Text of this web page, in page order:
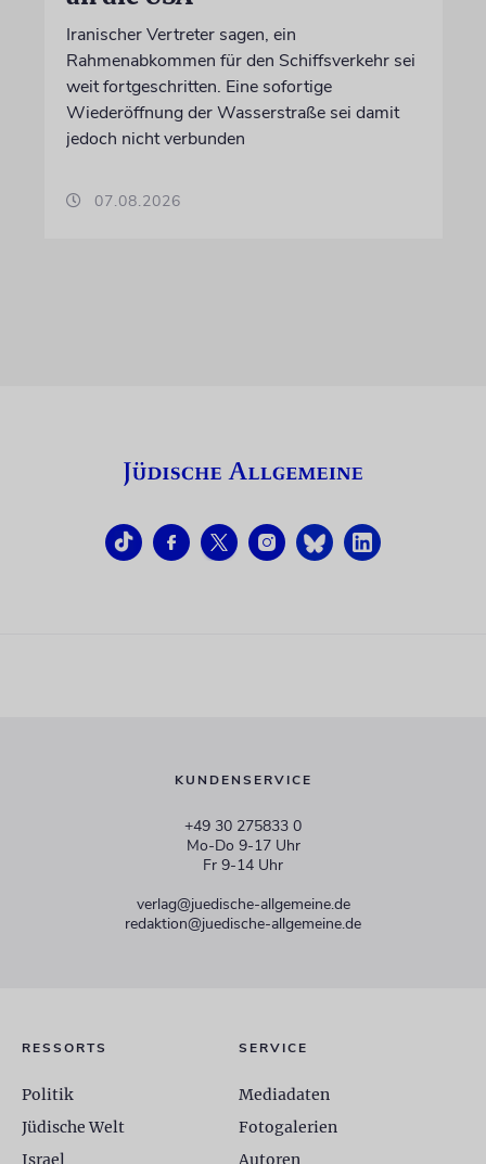
Iranischer Vertreter sagen, ein
Rahmenabkommen für den Schiffsverkehr sei
weit fortgeschritten. Eine sofortige
Wiederöffnung der Wasserstraße sei damit
jedoch nicht verbunden
07.08.2026
KUNDENSERVICE
+49 30 275833 0
Mo-Do 9-17 Uhr
Fr 9-14 Uhr
verlag@juedische-allgemeine.de
redaktion@juedische-allgemeine.de
RESSORTS
Politik
Jüdische Welt
Israel
SERVICE
Mediadaten
Fotogalerien
Autoren